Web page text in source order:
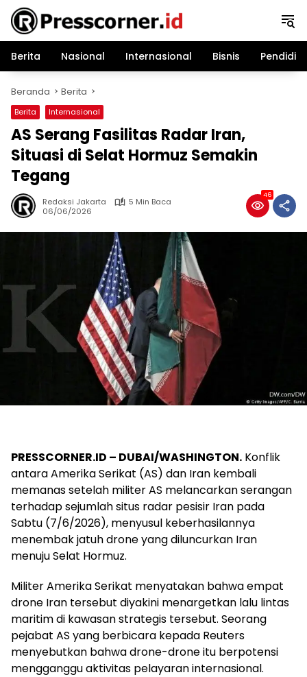
Langsung
konten
Berita
Nasional Internasional Bisnis
Beranda Berita
Berita Internasional
AS Serang Fasilitas Radar Iran,
Situasi di Selat Hormuz Semakin
Tegang
Redaksi Jakarta
5 Min Baca
06/06/2026
46
PRESSCORNER.ID – DUBAI/WASHINGTON. Konflik
antara Amerika Serikat (AS) dan Iran kembali
memanas setelah militer AS melancarkan serangan
terhadap sejumlah situs radar pesisir Iran pada
Sabtu (7/6/2026), menyusul keberhasilannya
menembak jatuh drone yang diluncurkan Iran
menuju Selat Hormuz.
Militer Amerika Serikat menyatakan bahwa empat
drone Iran tersebut diyakini menargetkan lalu lintas
maritim di kawasan strategis tersebut. Seorang
pejabat AS yang berbicara kepada Reuters
menyebutkan bahwa drone-drone itu berpotensi
mengganggu aktivitas pelayaran internasional.